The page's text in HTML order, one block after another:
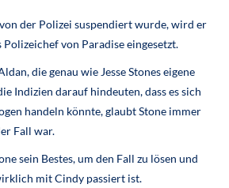
von der Polizei suspendiert wurde, wird er
von Paradise eingesetzt.
die genau wie Jesse Stones eigene
Indizien darauf hindeuten, dass es sich
handeln könnte, glaubt Stone immer
Fall war.
sein Bestes, um den Fall zu lösen und
mit Cindy passiert ist.